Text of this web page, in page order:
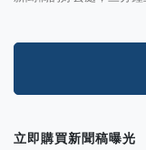
立即購買新聞稿曝光